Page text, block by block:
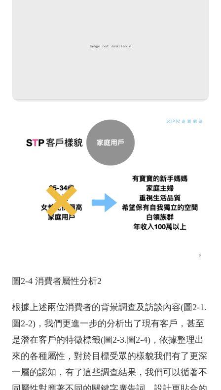
圖2-4 消費者屬性分析2
根據上述兩位消費者的背景調查及訪談內容(圖2-1.
圖2-2)，我們更進一步的分析出了現有客戶，甚至
是潛在客戶的特徵標籤(圖2-3.圖2-4)，依據整理出
來的各種屬性，對於目標受眾的樣貌我們有了更深
一層的認知，有了這些調查結果，我們可以循著不